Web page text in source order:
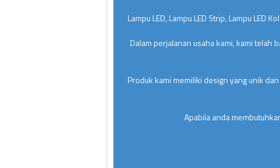
Lampu LED, Lampu LED Strip, Lampu LED
Dalam perjalanan usaha kami, kami
Produk kami memiliki design yang unik
Apabila anda